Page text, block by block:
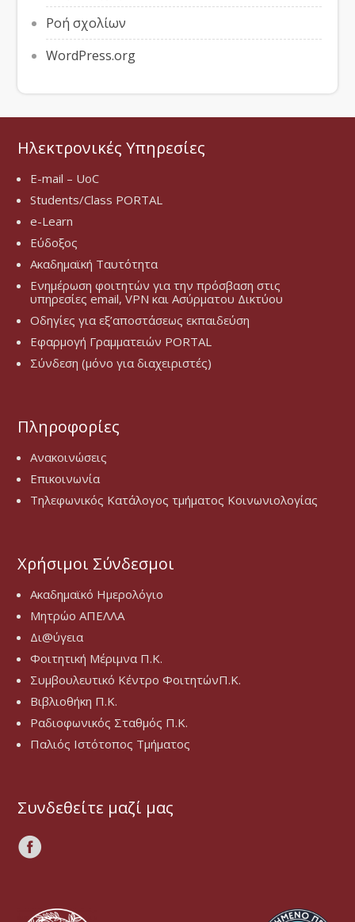
Ροή σχολίων
WordPress.org
Ηλεκτρονικές Υπηρεσίες
E-mail – UoC
Students/Class PORTAL
e-Learn
Εύδοξος
Ακαδημαϊκή Ταυτότητα
Ενημέρωση φοιτητών για την πρόσβαση στις
υπηρεσίες email, VPN και Ασύρματου Δικτύου
Οδηγίες για εξ’αποστάσεως εκπαιδεύση
Εφαρμογή Γραμματειών PORTAL
Σύνδεση (μόνο για διαχειριστές)
Πληροφορίες
Ανακοινώσεις
Επικοινωνία
Τηλεφωνικός Κατάλογος τμήματος Κοινωνιολογίας
Χρήσιμοι Σύνδεσμοι
Ακαδημαϊκό Ημερολόγιο
Μητρώο ΑΠΕΛΛΑ
Δι@ύγεια
Φοιτητική Μέριμνα Π.Κ.
Συμβουλευτικό Κέντρο ΦοιτητώνΠ.Κ.
Βιβλιοθήκη Π.Κ.
Ραδιοφωνικός Σταθμός Π.Κ.
Παλιός Ιστότοπος Τμήματος
Συνδεθείτε μαζί μας